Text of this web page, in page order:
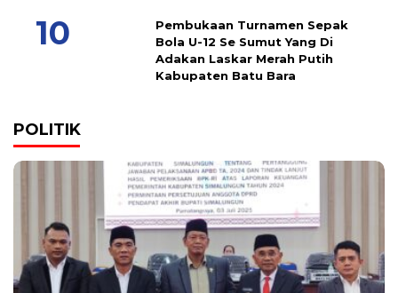
Pembukaan Turnamen Sepak
Bola U-12 Se Sumut Yang Di
Adakan Laskar Merah Putih
Kabupaten Batu Bara
POLITIK